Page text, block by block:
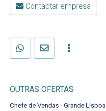
Contactar empresa
OUTRAS OFERTAS
Chefe de Vendas - Grande Lisboa